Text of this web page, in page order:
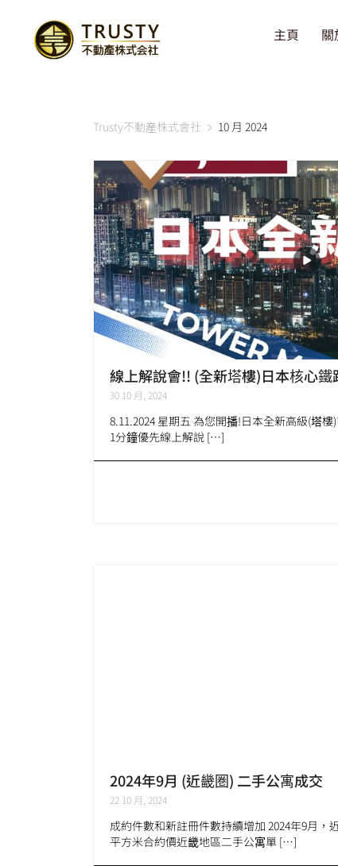
主頁 關
Trusty不動産株式會社 10 月 2024
線上解說會!! (全新塔樓)日本核心鐵
30 10 月, 2024
8.11.2024 星期五 為您開播!日本全新高級(塔
1分鐘優先線上解說 […]
2024年9月 (近畿圏) 二手公寓成交
22 10 月, 2024
成約件數和新註冊件數持續增加 2024年9月
平方米合約價近畿地區二手公寓單 […]